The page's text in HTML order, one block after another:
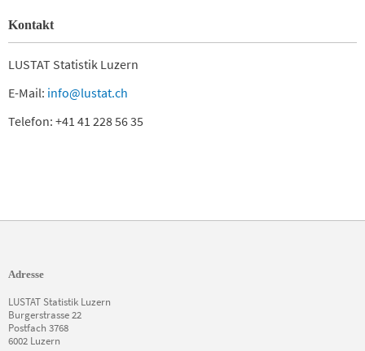
Kontakt
LUSTAT Statistik Luzern
E-Mail: info@lustat.ch
Telefon: +41 41 228 56 35
Adresse
LUSTAT Statistik Luzern
Burgerstrasse 22
Postfach 3768
6002 Luzern